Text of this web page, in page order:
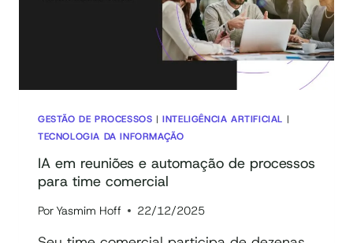
GESTÃO DE PROCESSOS |INTELIGÊNCIA ARTIFICIAL |
TECNOLOGIA DA INFORMAÇÃO
IA em reuniões e automação de processos
para time comercial
Por Yasmim Hoff 22/12/2025